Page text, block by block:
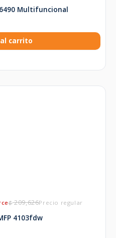
Multifuncional
carrito
₡209,626
4103fdw